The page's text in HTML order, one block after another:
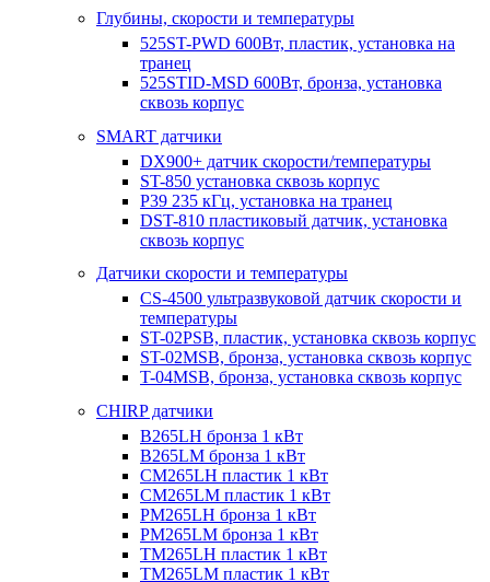
Глубины, скорости и температуры
525ST-PWD 600Вт, пластик, установка на
транец
525STID-MSD 600Вт, бронза, установка
сквозь корпус
SMART датчики
DX900+ датчик скорости/температуры
ST-850 установка сквозь корпус
P39 235 кГц, установка на транец
DST-810 пластиковый датчик, установка
сквозь корпус
Датчики скорости и температуры
CS-4500 ультразвуковой датчик скорости и
температуры
ST-02PSB, пластик, установка сквозь корпус
ST-02MSB, бронза, установка сквозь корпус
T-04MSB, бронза, установка сквозь корпус
CHIRP датчики
B265LH бронза 1 кВт
B265LM бронза 1 кВт
CM265LH пластик 1 кВт
CM265LM пластик 1 кВт
PM265LH бронза 1 кВт
PM265LM бронза 1 кВт
TM265LH пластик 1 кВт
TM265LM пластик 1 кВт